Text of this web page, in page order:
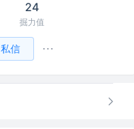
24
掘力值
私信